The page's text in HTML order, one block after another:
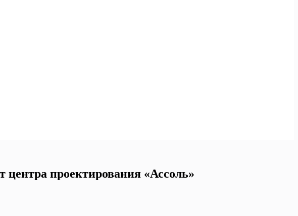
проектирования «Ассоль»